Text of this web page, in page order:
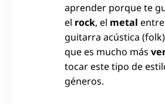
aprender porque te
el rock, el metal
guitarra acústica
que es mucho más
tocar este tipo de
géneros.